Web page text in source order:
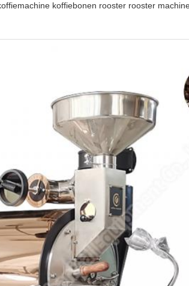
koffiebonen rooster rooster